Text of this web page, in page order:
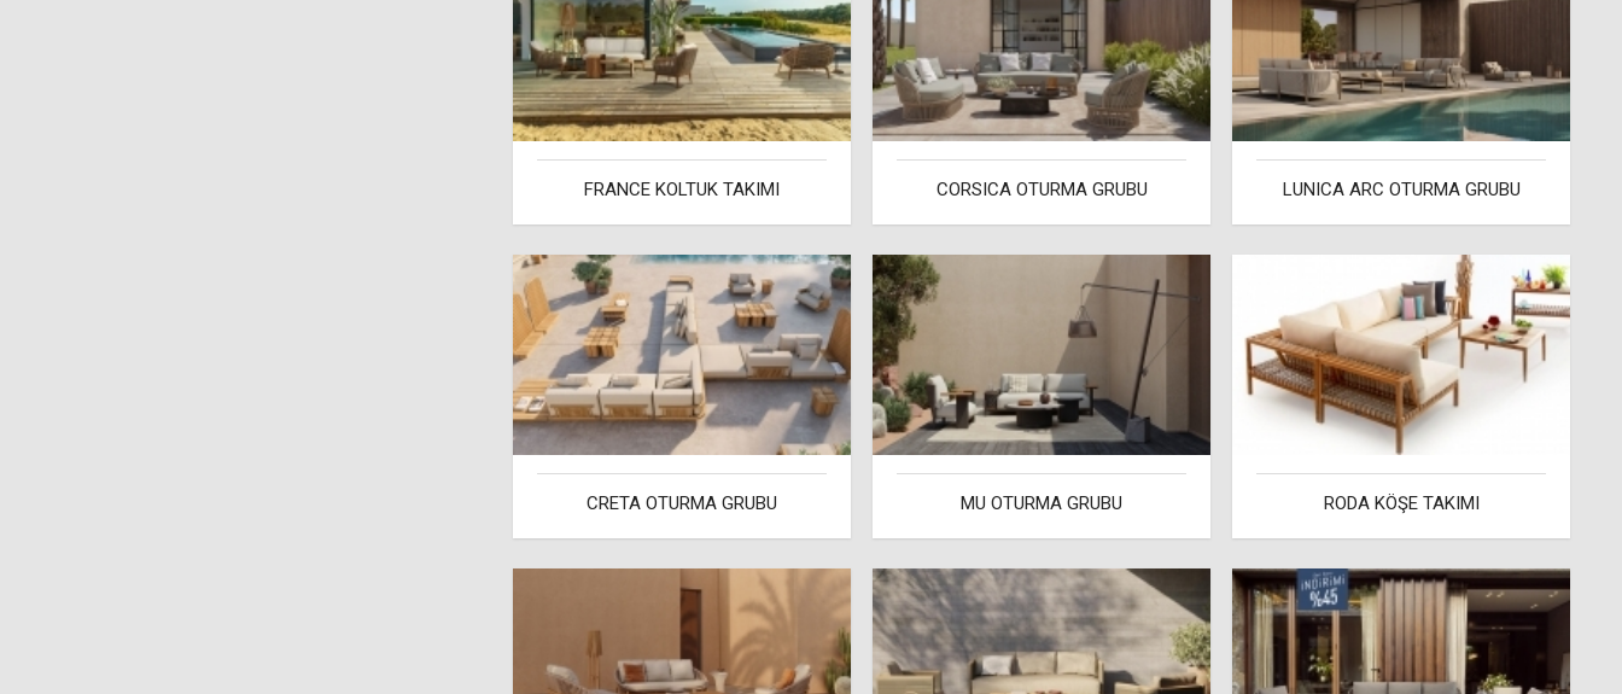
FRANCE KOLTUK TAKIMI CORSICA OTURMA GRUBU LUNICA ARC OTURMA GRUBU
CRETA OTURMA GRUBU MU OTURMA GRUBU RODA KÖŞE TAKIMI